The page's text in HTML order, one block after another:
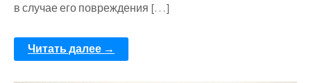
в случае его повреждения […]
Читать далее →